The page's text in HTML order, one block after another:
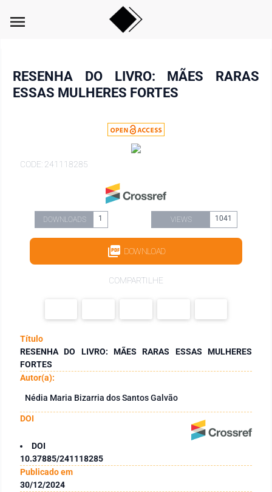
menu
RESENHA DO LIVRO: MÃES RARAS
ESSAS MULHERES FORTES
CODE: 241118285
DOWNLOADS 1 VIEWS 1041
DOWNLOAD
COMPARTILHE
Título
RESENHA DO LIVRO: MÃES RARAS ESSAS MULHERES
FORTES
Autor(a):
Nédia Maria Bizarria dos Santos Galvão
DOI
DOI
10.37885/241118285
Publicado em
30/12/2024